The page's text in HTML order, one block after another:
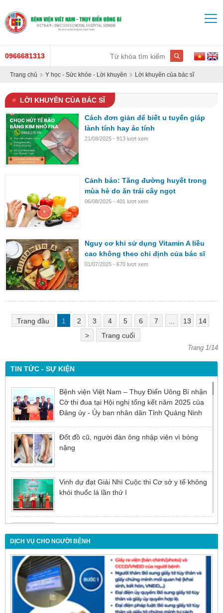
0966681313
Trang chủ Y học - Sức khỏe - Lời khuyên Lời khuyên của bác sĩ
TIN TỨC - SỰ KIỆN
Bệnh viện Việt Nam – Thụy Điển Uông Bí nhận
Cờ thi đua tại Hội nghị tổng kết năm 2025 của
Đảng ủy - Ủy ban nhân dân Tỉnh Quảng Ninh
Đốt đồ cũ, người đàn ông nhập viện vì bỏng
nặng
Vinh dự đạt Giải Nhì Cuộc thi Cơ sở y tế không
khói thuốc lá lần thứ I
chậm trễ
Nội soi mật tụy ngược dòng – Giải pháp tối ưu
cho người bệnh sỏi ống mật chủ
DỊCH VỤ CHO NGƯỜI BỆNH
LỜI KHUYÊN CỦA BÁC SĨ
Cách đơn giản để biết u tuyến giáp
lành tính hay ác tính
21/08/2025 - 913 lượt xem
Cảnh báo: Tăng đường huyết trong
mùa hè do ăn trái cây ngọt
06/08/2025 - 401 lượt xem
Nguy cơ khi sử dụng Vitamin A liều
cao không theo chỉ định của bác sĩ
01/07/2025 - 670 lượt xem
Trang đầu 1 2 3 4 5 6 7 ... 13
14
>
Trang cuối
Trang 1/14